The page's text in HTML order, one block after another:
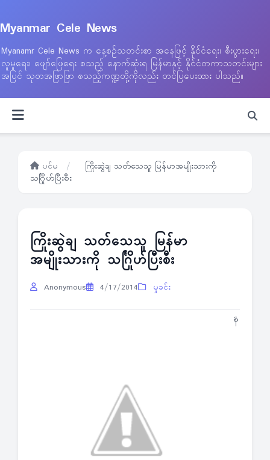
Myanmar Cele News
Myanamr Cele News က နေ့စဉ်သတင်းစာ အနေဖြင့် နိုင်ငံရေး၊ စီးပွားရေး၊
လူမှုရေး၊ ဖျော်ဖြေရေး စသည့် နောက်ဆုံးရ မြန်မာနှင့် နိုင်ငံတကာသတင်းများ
အပြင် သုတအဖြာဖြာ စသည့်ကဏ္ဍတို့ကိုလည်း တင်ပြပေးထား ပါသည်။
ပင်မ /
ကြိုးဆွဲချ သတ်သေသူ မြန်မာအမျိုးသားကို
သင်္ဂြိုဟ်ပြီးစီး
ကြိုးဆွဲချ သတ်သေသူ မြန်မာ
အမျိုးသားကို သင်္ဂြိုဟ်ပြီးစီး
Anonymous 4/17/2014 မှုခင်း
န